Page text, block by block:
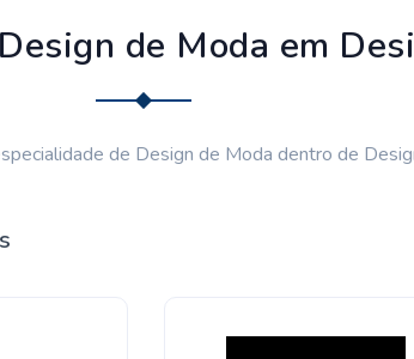
de Moda em
de Design de Moda dentro de